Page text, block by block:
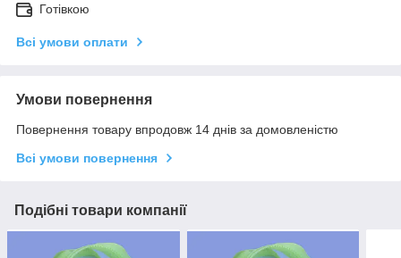
Готівкою
Всі умови оплати
Умови повернення
Повернення товару впродовж 14 днів за домовленістю
Всі умови повернення
Подібні товари компанії